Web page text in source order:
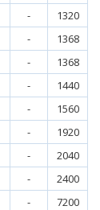
-
1320
-
1368
-
1368
-
1440
-
1560
-
1920
-
2040
-
2400
- 7200